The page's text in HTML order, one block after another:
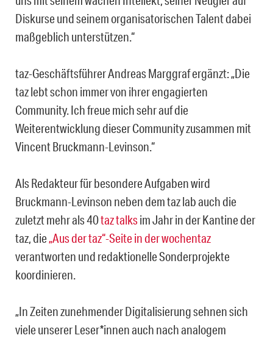
Diskurse und seinem organisatorischen Talent dabei
maßgeblich unterstützen.“
taz-Geschäftsführer Andreas Marggraf ergänzt: „Die
taz lebt schon immer von ihrer engagierten
Community. Ich freue mich sehr auf die
Weiterentwicklung dieser Community zusammen mit
Vincent Bruckmann-Levinson.“
Als Redakteur für besondere Aufgaben wird
Bruckmann-Levinson neben dem taz lab auch die
zuletzt mehr als 40taz talksim Jahr in der Kantine der
taz, die„Aus der taz“-Seite in der wochentaz
verantworten und redaktionelle Sonderprojekte
koordinieren.
„In Zeiten zunehmender Digitalisierung sehnen sich
viele unserer Leser*innen auch nach analogem